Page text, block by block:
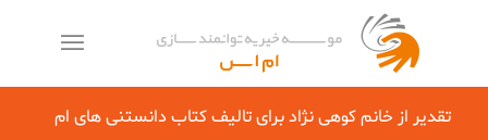
تقدیر از خانم کوهی نژاد برای تالیف کتاب دانستنی های ام